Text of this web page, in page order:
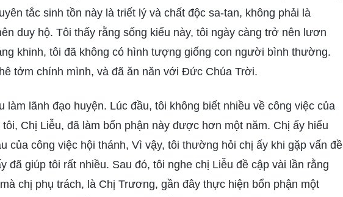
tắc sinh tồn này là triết lý và chất độc sa-tan, không phải là
duy hộ. Tôi thấy rằng sống kiểu này, tôi ngày càng trở nên lươn
khinh, tôi đã không có hình tượng giống con người bình thường.
tởm chính mình, và đã ăn năn với Đức Chúa Trời.
làm lãnh đạo huyện. Lúc đầu, tôi không biết nhiều về công việc của
Chị Liễu, đã làm bổn phận này được hơn một năm. Chị ấy hiểu
của công việc hội thánh, Vì vậy, tôi thường hỏi chị ấy khi gặp vấn đề
đã giúp tôi rất nhiều. Sau đó, tôi nghe chị Liễu đề cập vài lần rằng
chị phụ trách, là Chị Trương, gần đây thực hiện bổn phận một